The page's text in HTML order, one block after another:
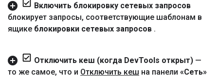
Включить блокировку сетевых запросов
блокирует запросы, соответствующие шаблонам в
ящике блокировки сетевых запросов .
Отключить кеш (когда DevTools открыт) —
то же самое, что и Отключить кеш на панели «Сеть»